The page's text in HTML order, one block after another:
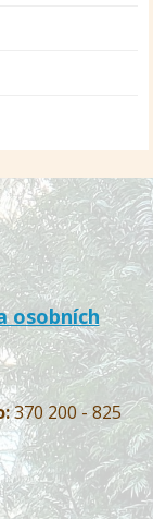
osobních
370 200 - 825